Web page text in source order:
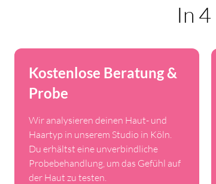
In
Kostenlose Beratung &
Probe
Wir analysieren deinen Haut- und
Haartyp in unserem Studio in Köln.
Du erhältst eine unverbindliche
Probebehandlung, um das Gefühl auf
der Haut zu testen.